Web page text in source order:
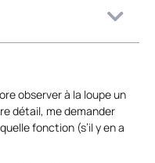
observer à la loupe un
détail, me demander
fonction (s’il y en a